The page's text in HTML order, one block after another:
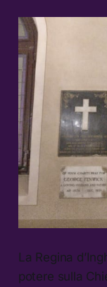
La Regina
potere sulla